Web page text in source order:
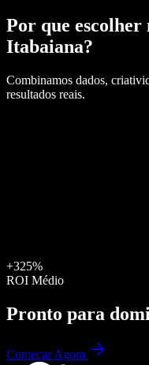
Por que escolher
Itabaiana?
Combinamos dados,
resultados reais.
+325%
ROI Médio
Pronto para
Começar Agora